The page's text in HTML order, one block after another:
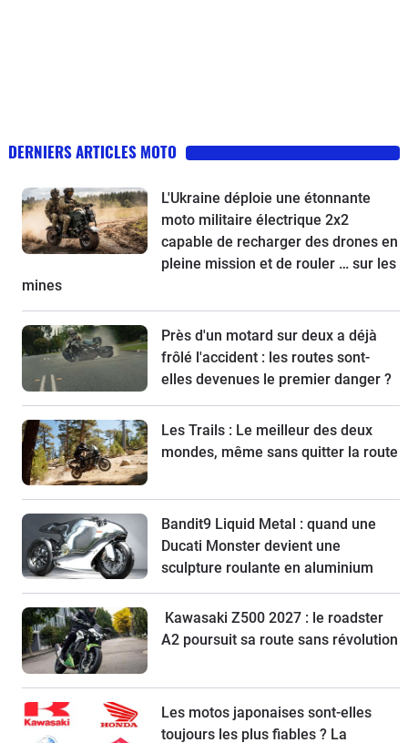
DERNIERS ARTICLES MOTO
L'Ukraine déploie une étonnante
moto militaire électrique 2x2
capable de recharger des drones en
pleine mission et de rouler … sur les
mines
Près d'un motard sur deux a déjà
frôlé l'accident : les routes sont-
elles devenues le premier danger ?
Les Trails : Le meilleur des deux
mondes, même sans quitter la route
Bandit9 Liquid Metal : quand une
Ducati Monster devient une
sculpture roulante en aluminium
Kawasaki Z500 2027 : le roadster
A2 poursuit sa route sans révolution
Les motos japonaises sont-elles
toujours les plus fiables ? La